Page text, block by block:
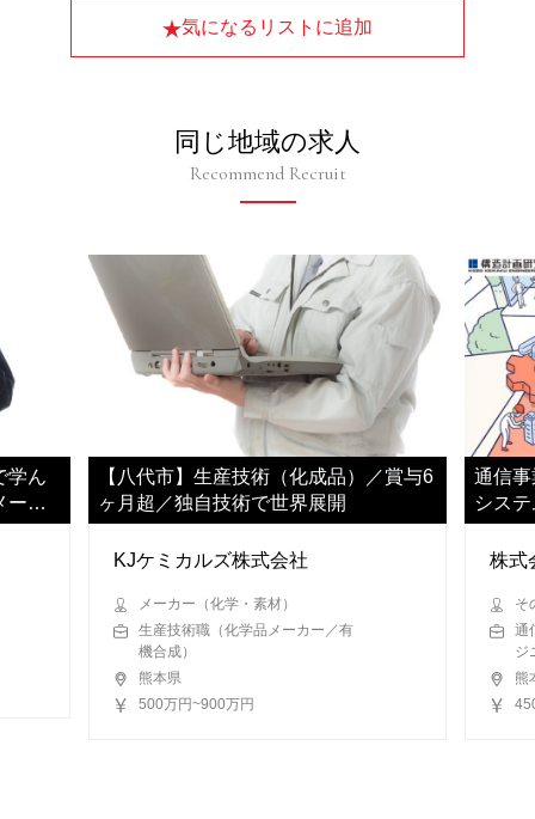
気になるリストに追加
同じ地域の求人
Recommend Recruit
学ん
ーカ
【八代市】生産技術（化成品）／賞与6
ヶ月超／独自技術で世界展開
KJケミカルズ株式会社
メーカー（化学・素材）
生産技術職（化学品メーカー／有
機合成）
熊本県
500万円~900万円
通信
シス
力い
株式
そ
通
ジ
熊